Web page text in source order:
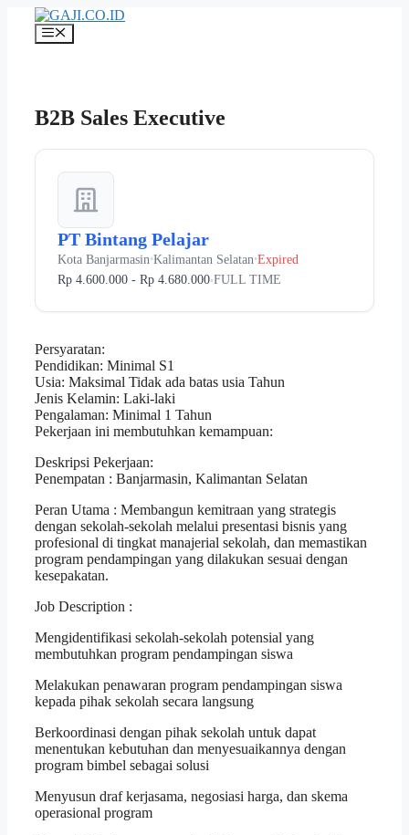
Langsung
Menu
B2B Sales Executive
PT Bintang Pelajar
Kota Banjarmasin•Kalimantan Selatan•Expired
Rp 4.600.000 - Rp 4.680.000•FULL TIME
Persyaratan:
Pendidikan: Minimal S1
Usia: Maksimal Tidak ada batas usia Tahun
Jenis Kelamin: Laki-laki
Pengalaman: Minimal 1 Tahun
Pekerjaan ini membutuhkan kemampuan:
Deskripsi Pekerjaan:
Penempatan : Banjarmasin, Kalimantan Selatan
Peran Utama : Membangun kemitraan yang strategis
dengan sekolah-sekolah melalui presentasi bisnis yang
profesional di tingkat manajerial sekolah, dan memastikan
program pendampingan yang dilakukan sesuai dengan
kesepakatan.
Job Description :
Mengidentifikasi sekolah-sekolah potensial yang
membutuhkan program pendampingan siswa
Melakukan penawaran program pendampingan siswa
kepada pihak sekolah secara langsung
Berkoordinasi dengan pihak sekolah untuk dapat
menentukan kebutuhan dan menyesuaikannya dengan
program bimbel sebagai solusi
Menyusun draf kerjasama, negosiasi harga, dan skema
operasional program